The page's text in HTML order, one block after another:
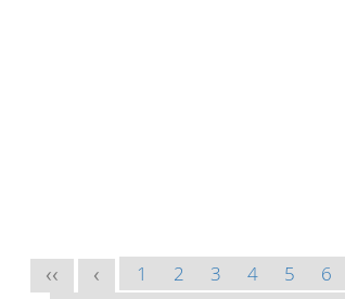
<< < 1 2 3 4 5 6